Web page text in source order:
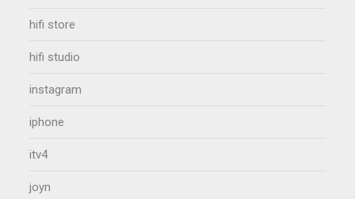
hifi store
hifi studio
instagram
iphone
itv4
joyn